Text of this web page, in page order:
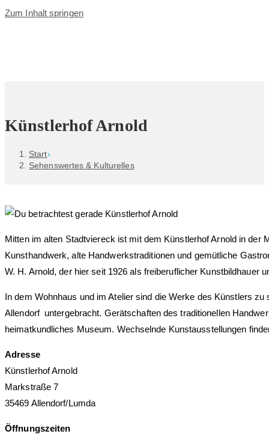
Zum Inhalt springen
Künstlerhof Arnold
Start›
Sehenswertes & Kulturelles
Mitten im alten Stadtviereck ist mit dem Künstlerhof Arnold in der
Kunsthandwerk, alte Handwerkstraditionen und gemütliche
W. H. Arnold, der hier seit 1926 als freiberuflicher Kunstbildhauer
In dem Wohnhaus und im Atelier sind die Werke des Künstlers
Allendorf untergebracht. Gerätschaften des traditionellen
heimatkundliches Museum. Wechselnde Kunstausstellungen
Adresse
Künstlerhof Arnold
Markstraße 7
35469 Allendorf/Lumda
Öffnungszeiten